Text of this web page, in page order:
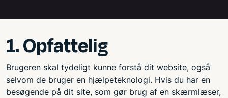
1. Opfattelig
Brugeren skal tydeligt kunne forstå dit website, også
selvom de bruger en hjælpeteknologi. Hvis du har en
besøgende på dit site, som gør brug af en skærmlæser,